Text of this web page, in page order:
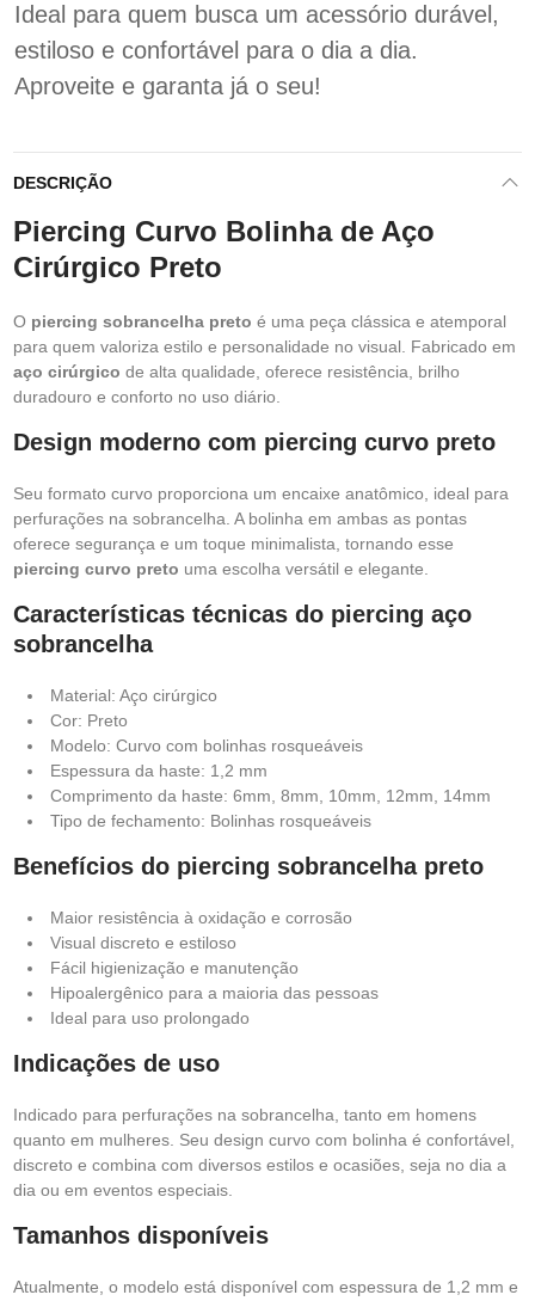
Ideal para quem busca um acessório durável,
estiloso e confortável para o dia a dia.
Aproveite e garanta já o seu!
DESCRIÇÃO
Piercing Curvo Bolinha de Aço
Cirúrgico Preto
O piercing sobrancelha preto é uma peça clássica e atemporal
para quem valoriza estilo e personalidade no visual. Fabricado em
aço cirúrgico de alta qualidade, oferece resistência, brilho
duradouro e conforto no uso diário.
Design moderno com piercing curvo preto
Seu formato curvo proporciona um encaixe anatômico, ideal para
perfurações na sobrancelha. A bolinha em ambas as pontas
oferece segurança e um toque minimalista, tornando esse
piercing curvo preto uma escolha versátil e elegante.
Características técnicas do piercing aço
sobrancelha
Material: Aço cirúrgico
Cor: Preto
Modelo: Curvo com bolinhas rosqueáveis
Espessura da haste: 1,2 mm
Comprimento da haste: 6mm, 8mm, 10mm, 12mm, 14mm
Tipo de fechamento: Bolinhas rosqueáveis
Benefícios do piercing sobrancelha preto
Maior resistência à oxidação e corrosão
Visual discreto e estiloso
Fácil higienização e manutenção
Hipoalergênico para a maioria das pessoas
Ideal para uso prolongado
Indicações de uso
Indicado para perfurações na sobrancelha, tanto em homens
quanto em mulheres. Seu design curvo com bolinha é confortável,
discreto e combina com diversos estilos e ocasiões, seja no dia a
dia ou em eventos especiais.
Tamanhos disponíveis
Atualmente, o modelo está disponível com espessura de 1,2 mm e